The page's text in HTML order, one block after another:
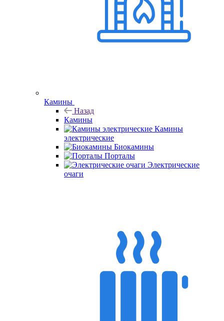
Камины
Назад
Камины
Камины
электрические
Биокамины
Порталы
Электрические
очаги